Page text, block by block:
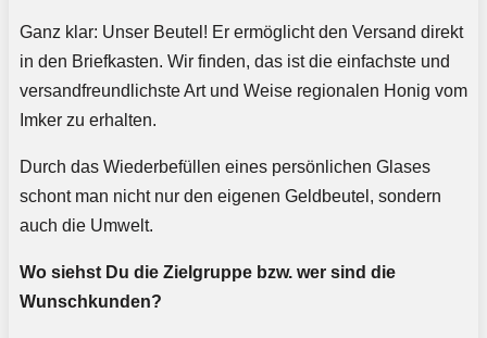
Ganz klar: Unser Beutel! Er ermöglicht den Versand direkt
in den Briefkasten. Wir finden, das ist die einfachste und
versandfreundlichste Art und Weise regionalen Honig vom
Imker zu erhalten.
Durch das Wiederbefüllen eines persönlichen Glases
schont man nicht nur den eigenen Geldbeutel, sondern
auch die Umwelt.
Wo siehst Du die Zielgruppe bzw. wer sind die
Wunschkunden?